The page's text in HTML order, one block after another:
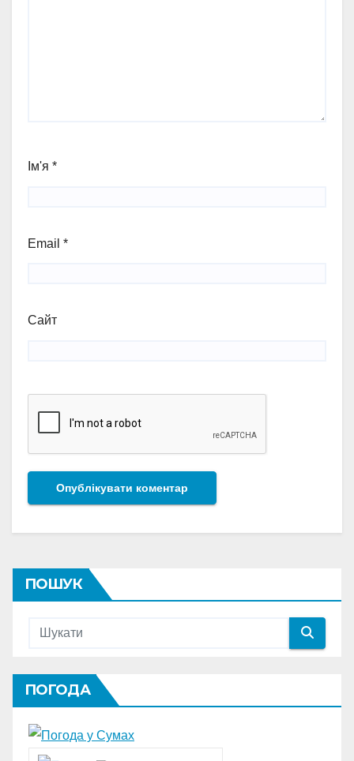
Ім'я *
Email *
Сайт
ПОШУК
ПОГОДА